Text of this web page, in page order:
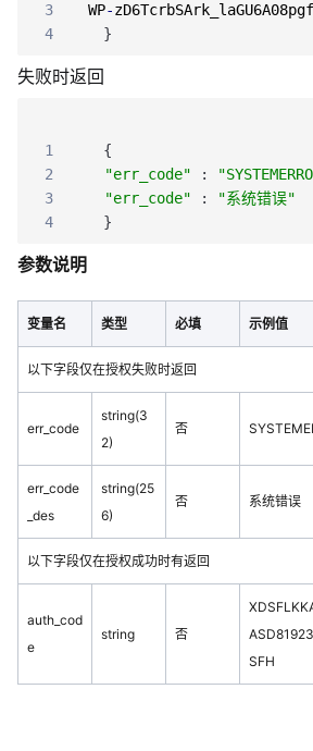
3
WP-
4
}
失败时返回
1
{
2
"err_code" :
3
"err_code" :
"系统错误"
4
}
参数说明
变量名 类型 必填 示例值
以下字段仅在授权失败时返回
err_code
string(3
2)
否
err_code
_des
string(25
6)
否 系统错误
以下字段仅在授权成功时有返回
auth_cod
e
string 否
SFH